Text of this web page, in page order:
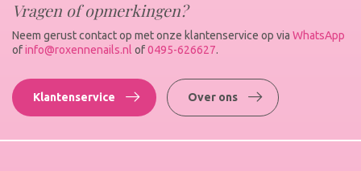
Vragen of opmerkingen?
Neem gerust contact op met onze klantenservice op via WhatsApp
ofinfo@roxennenails.nl of0495-626627.
Klantenservice Over ons